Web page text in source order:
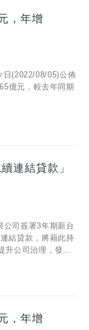
，年增
日(2022/08/05)公佈
億元，較去年同期
連結貸款」
公司簽署3年期新台
結貸款，將藉此持
升公司治理，發...
，年增